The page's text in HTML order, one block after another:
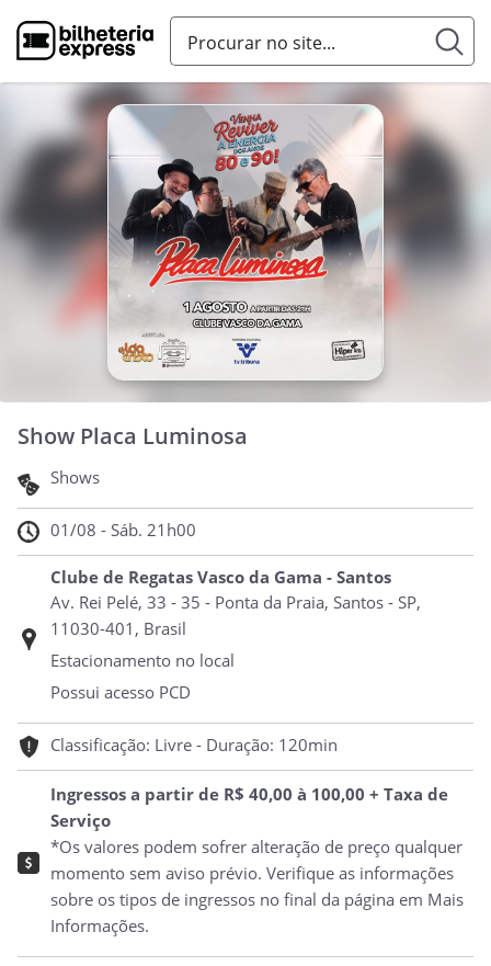
Show Placa Luminosa
Shows
01/08 - Sáb. 21h00
Clube de Regatas Vasco da Gama - Santos
Av. Rei Pelé, 33 - 35 - Ponta da Praia, Santos - SP,
11030-401, Brasil
Estacionamento no local
Possui acesso PCD
Classificação: Livre - Duração: 120min
Ingressos a partir de R$ 40,00 à 100,00 + Taxa de
Serviço
*Os valores podem sofrer alteração de preço qualquer
momento sem aviso prévio. Verifique as informações
sobre os tipos de ingressos no final da página em Mais
Informações.